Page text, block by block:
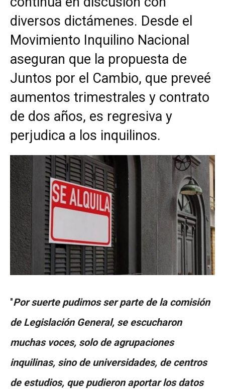
diversos dictámenes. Desde el
Movimiento Inquilino Nacional
aseguran que la propuesta de
Juntos por el Cambio, que preveé
aumentos trimestrales y contrato
de dos años, es regresiva y
perjudica a los inquilinos.
"Por suerte pudimos ser parte de la comisión
de Legislación General, se escucharon
muchas voces, solo de agrupaciones
inquilinas, sino de universidades, de centros
de estudios, que pudieron aportar los datos